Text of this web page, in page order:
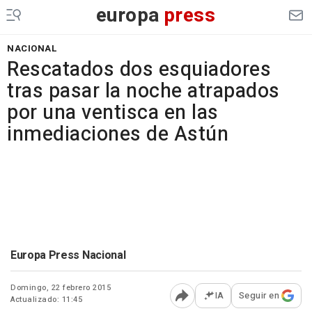
europa press
NACIONAL
Rescatados dos esquiadores
tras pasar la noche atrapados
por una ventisca en las
inmediaciones de Astún
Europa Press Nacional
Domingo, 22 febrero 2015
Actualizado: 11:45
Abrir opciones para
IA Seguir en